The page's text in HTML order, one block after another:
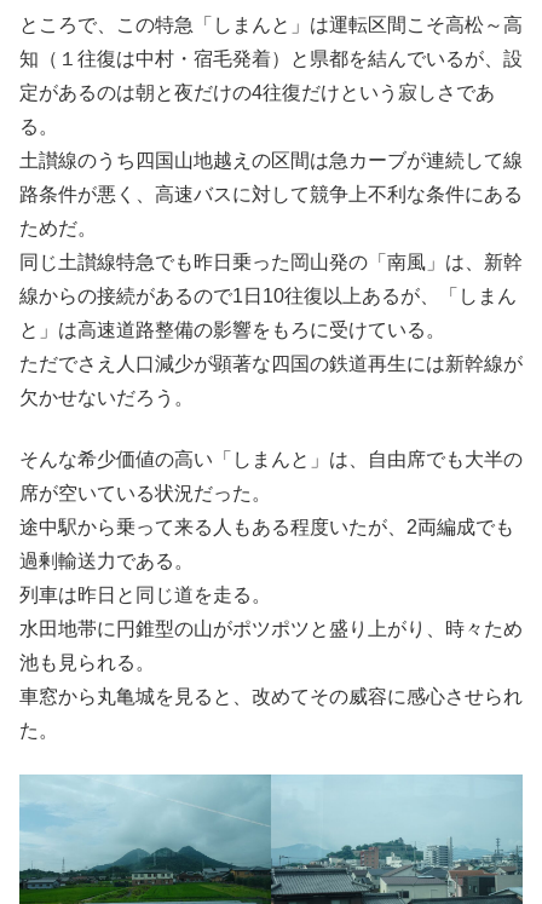
ところで、この特急「しまんと」は運転区間こそ高松～高
知（１往復は中村・宿毛発着）と県都を結んでいるが、設
定があるのは朝と夜だけの4往復だけという寂しさであ
る。
土讃線のうち四国山地越えの区間は急カーブが連続して線
路条件が悪く、高速バスに対して競争上不利な条件にある
ためだ。
同じ土讃線特急でも昨日乗った岡山発の「南風」は、新幹
線からの接続があるので1日10往復以上あるが、「しまん
と」は高速道路整備の影響をもろに受けている。
ただでさえ人口減少が顕著な四国の鉄道再生には新幹線が
欠かせないだろう。
そんな希少価値の高い「しまんと」は、自由席でも大半の
席が空いている状況だった。
途中駅から乗って来る人もある程度いたが、2両編成でも
過剰輸送力である。
列車は昨日と同じ道を走る。
水田地帯に円錐型の山がポツポツと盛り上がり、時々ため
池も見られる。
車窓から丸亀城を見ると、改めてその威容に感心させられ
た。